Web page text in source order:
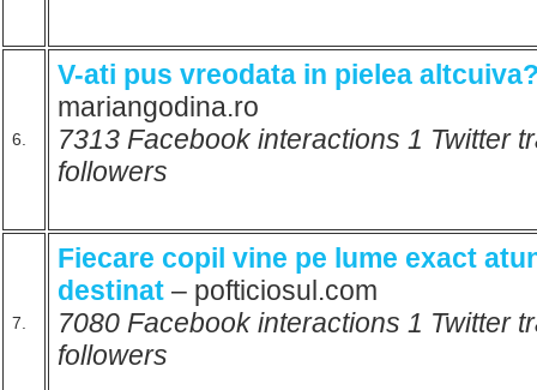
6.
V-ati pus vreodata in pielea
mariangodina.ro
7313 Facebook interactions 1 Twitter
followers
7.
Fiecare copil vine pe lume exact
destinat – pofticiosul.com
7080 Facebook interactions 1 Twitter
followers